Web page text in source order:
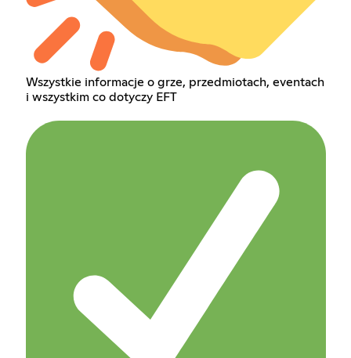
Wszystkie informacje o grze, przedmiotach, eventach
i wszystkim co dotyczy EFT